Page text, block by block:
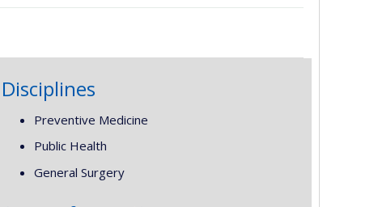
Disciplines
Preventive Medicine
Public Health
General Surgery